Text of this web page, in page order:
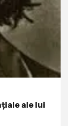
ale lui